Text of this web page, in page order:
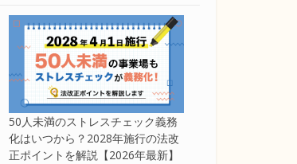
50人未満のストレスチェック義務
化はいつから？2028年施行の法改
正ポイントを解説【2026年最新】